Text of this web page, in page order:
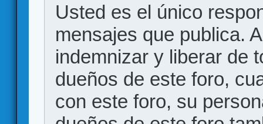
Usted es el único
mensajes que publica.
indemnizar y liberar de
dueños de este foro,
con este foro, su